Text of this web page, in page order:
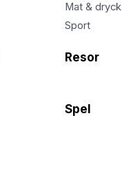
Mat & dryck
Sport
Resor
Spel